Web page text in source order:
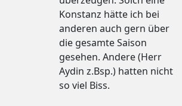
Konstanz hätte ich bei
anderen auch gern über
die gesamte Saison
gesehen. Andere (Herr
Aydin z.Bsp.) hatten nicht
so viel Biss.